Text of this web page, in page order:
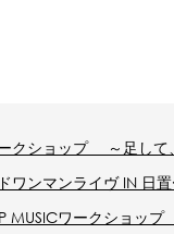
クショップ ～足して
ンマンライヴ IN 日置
MUSICワークショッ